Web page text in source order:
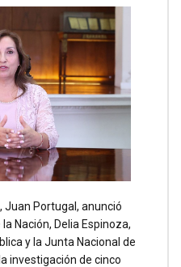
Juan Portugal, anunció
Nación, Delia Espinoza,
y la Junta Nacional de
investigación de cinco